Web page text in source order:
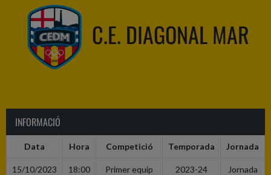
C.E. DIAGONAL MAR
INFORMACIÓ
Data Hora Competició Temporada Jornada
15/10/2023 18:00
Primer equip
2023-24
Jornada